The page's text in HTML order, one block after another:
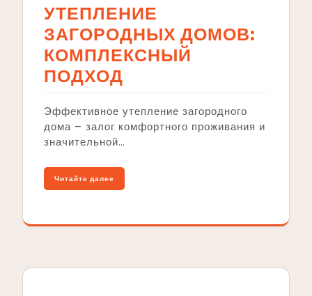
УТЕПЛЕНИЕ
ЗАГОРОДНЫХ ДОМОВ:
КОМПЛЕКСНЫЙ
ПОДХОД
Эффективное утепление загородного
дома – залог комфортного проживания и
значительной…
Читайте далее